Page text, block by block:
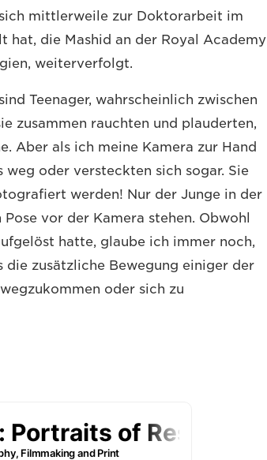
mittlerweile zur Doktorarbeit im
hat, die Mashid an der Royal Academy
weiterverfolgt.
Teenager, wahrscheinlich zwischen
zusammen rauchten und plauderten,
Aber als ich meine Kamera zur Hand
weg oder versteckten sich sogar. Sie
werden! Nur der Junge in der
vor der Kamera stehen. Obwohl
hatte, glaube ich immer noch,
die zusätzliche Bewegung einiger der
oder sich zu